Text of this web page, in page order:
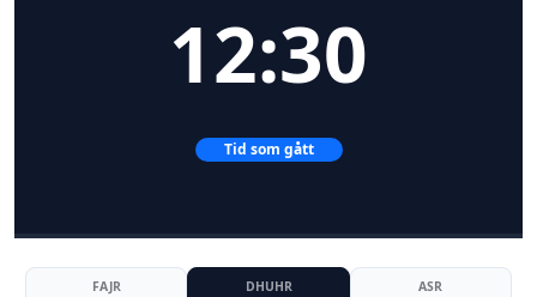
12:30
Tid som gått
FAJR DHUHR ASR